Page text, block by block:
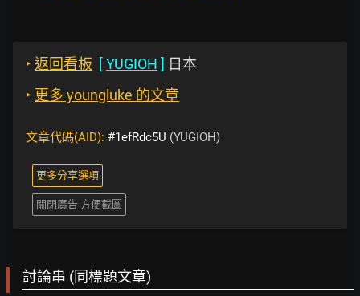
‣ 返回看板 [YUGIOH ] 日本
‣ 更多 youngluke 的文章
文章代碼(AID): #1efRdc5U (YUGIOH)
更多分享選項
關閉廣告 方便截圖
討論串 (同標題文章)